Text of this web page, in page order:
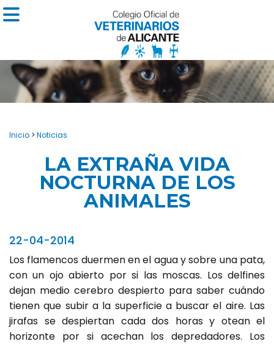
Inicio > Noticias
LA EXTRAÑA VIDA
NOCTURNA DE LOS
ANIMALES
22-04-2014
Los flamencos duermen en el agua y sobre una pata,
con un ojo abierto por si las moscas. Los delfines
dejan medio cerebro despierto para saber cuándo
tienen que subir a la superficie a buscar el aire. Las
jirafas se despiertan cada dos horas y otean el
horizonte por si acechan los depredadores. Los